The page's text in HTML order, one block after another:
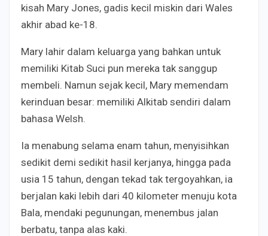
kisah Mary Jones, gadis kecil miskin dari Wales
akhir abad ke-18.
Mary lahir dalam keluarga yang bahkan untuk
memiliki Kitab Suci pun mereka tak sanggup
membeli. Namun sejak kecil, Mary memendam
kerinduan besar: memiliki Alkitab sendiri dalam
bahasa Welsh.
Ia menabung selama enam tahun, menyisihkan
sedikit demi sedikit hasil kerjanya, hingga pada
usia 15 tahun, dengan tekad tak tergoyahkan, ia
berjalan kaki lebih dari 40 kilometer menuju kota
Bala, mendaki pegunungan, menembus jalan
berbatu, tanpa alas kaki.